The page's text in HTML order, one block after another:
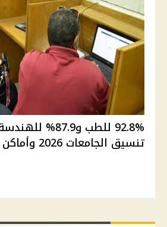
92.8% للطب
تنسيق الجامعات 2026 وأماكن المرحلة ...